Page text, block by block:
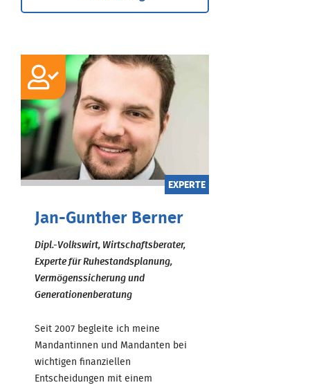
EXPERTE
Jan-Gunther Berner
Dipl.-Volkswirt, Wirtschaftsberater,
Experte für Ruhestandsplanung,
Vermögenssicherung und
Generationenberatung
Seit 2007 begleite ich meine
Mandantinnen und Mandanten bei
wichtigen finanziellen
Entscheidungen mit einem